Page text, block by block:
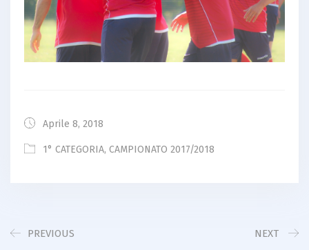
Aprile 8, 2018
1° CATEGORIA, CAMPIONATO 2017/2018
PREVIOUS NEXT